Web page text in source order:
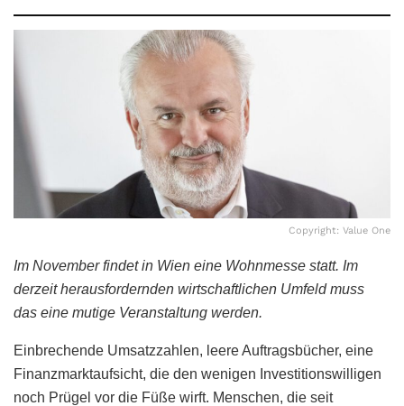
Copyright: Value One
Im November findet in Wien eine Wohnmesse statt. Im
derzeit herausfordernden wirtschaftlichen Umfeld muss
das eine mutige Veranstaltung werden.
Einbrechende Umsatzzahlen, leere Auftragsbücher, eine
Finanzmarktaufsicht, die den wenigen Investitionswilligen
noch Prügel vor die Füße wirft. Menschen, die seit